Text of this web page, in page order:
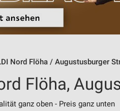
Nord Flöha / Augustusburger
Flöha,
ganz oben - Preis ganz unten